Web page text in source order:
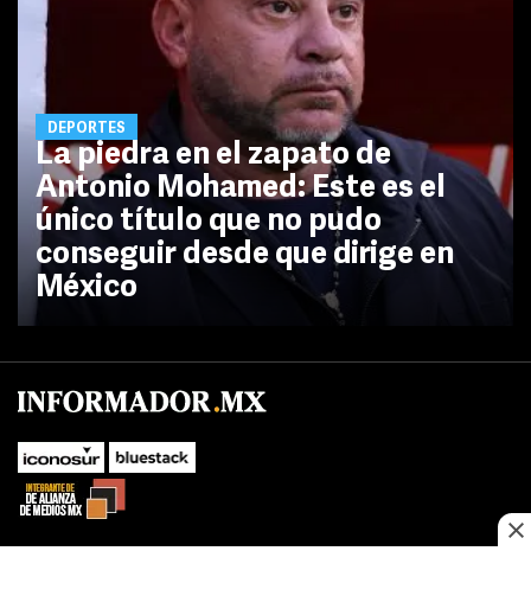
DEPORTES
La piedra en el zapato de
Antonio Mohamed: Este es el
único título que no pudo
conseguir desde que dirige en
México